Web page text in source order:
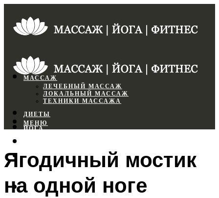
МАССАЖ
ЛЕЧЕБНЫЙ МАССАЖ
ЛОКАЛЬНЫЙ МАССАЖ
ТЕХНИКИ МАССАЖА
ДИЕТЫ
ЙОГА
ФИТНЕС
МЕНЮ
МЕНЮ
Ягодичный мостик
на одной ноге